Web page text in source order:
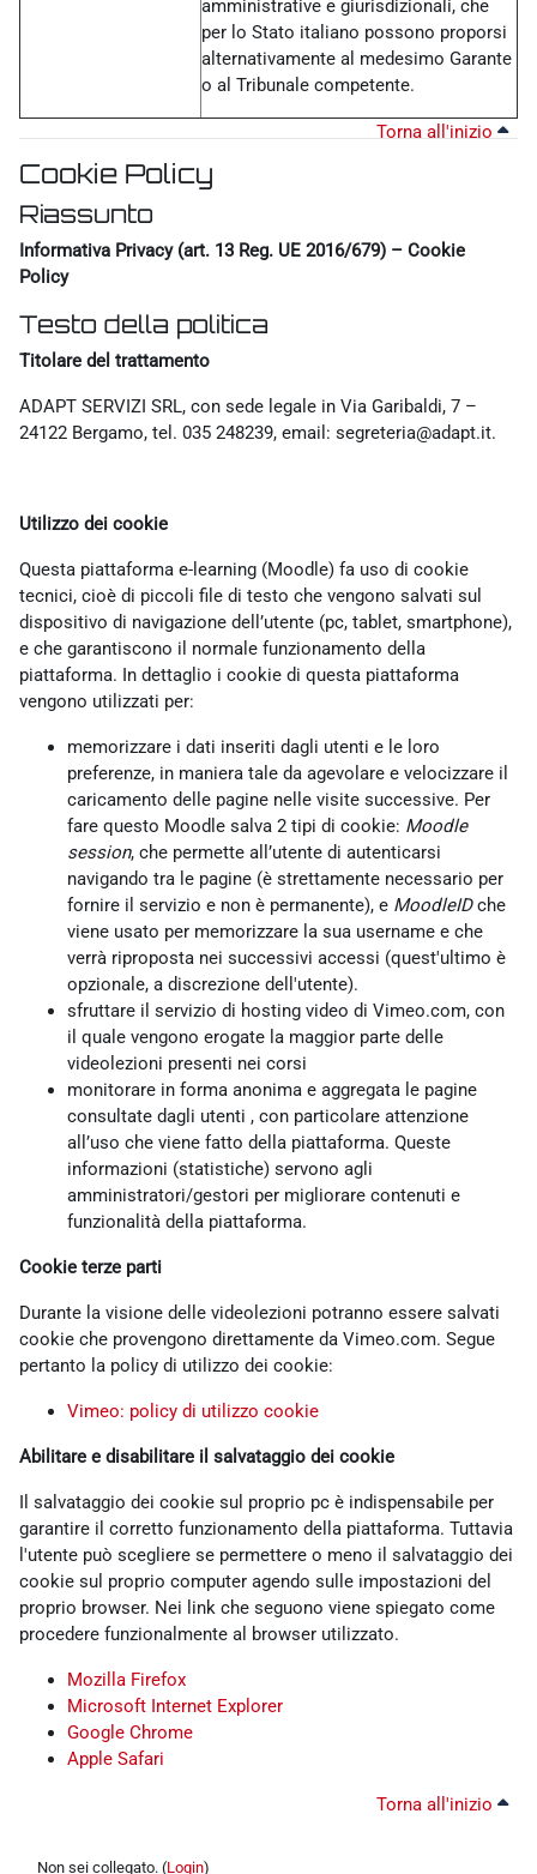
amministrative e giurisdizionali, che
per lo Stato italiano possono proporsi
alternativamente al medesimo Garante
o al Tribunale competente.
Torna all'inizio
Cookie Policy
Riassunto
Informativa Privacy (art. 13 Reg. UE 2016/679) – Cookie
Policy
Testo della politica
Titolare del trattamento
ADAPT SERVIZI SRL, con sede legale in Via Garibaldi, 7 –
24122 Bergamo, tel. 035 248239, email: segreteria@adapt.it.
Utilizzo dei cookie
Questa piattaforma e-learning (Moodle) fa uso di cookie
tecnici, cioè di piccoli file di testo che vengono salvati sul
dispositivo di navigazione dell’utente (pc, tablet, smartphone),
e che garantiscono il normale funzionamento della
piattaforma. In dettaglio i cookie di questa piattaforma
vengono utilizzati per:
memorizzare i dati inseriti dagli utenti e le loro
preferenze, in maniera tale da agevolare e velocizzare il
caricamento delle pagine nelle visite successive. Per
fare questo Moodle salva 2 tipi di cookie: Moodle
session, che permette all’utente di autenticarsi
navigando tra le pagine (è strettamente necessario per
fornire il servizio e non è permanente), e MoodleIDche
viene usato per memorizzare la sua username e che
verrà riproposta nei successivi accessi (quest'ultimo è
opzionale, a discrezione dell'utente).
sfruttare il servizio di hosting video di Vimeo.com, con
il quale vengono erogate la maggior parte delle
videolezioni presenti nei corsi
monitorare in forma anonima e aggregata le pagine
consultate dagli utenti , con particolare attenzione
all’uso che viene fatto della piattaforma. Queste
informazioni (statistiche) servono agli
amministratori/gestori per migliorare contenuti e
funzionalità della piattaforma.
Cookie terze parti
Durante la visione delle videolezioni potranno essere salvati
cookie che provengono direttamente da Vimeo.com. Segue
pertanto la policy di utilizzo dei cookie:
Vimeo: policy di utilizzo cookie
Abilitare e disabilitare il salvataggio dei cookie
Il salvataggio dei cookie sul proprio pc è indispensabile per
garantire il corretto funzionamento della piattaforma. Tuttavia
l'utente può scegliere se permettere o meno il salvataggio dei
cookie sul proprio computer agendo sulle impostazioni del
proprio browser. Nei link che seguono viene spiegato come
procedere funzionalmente al browser utilizzato.
Mozilla Firefox
Microsoft Internet Explorer
Google Chrome
Apple Safari
Torna all'inizio
Non sei collegato. (Login)